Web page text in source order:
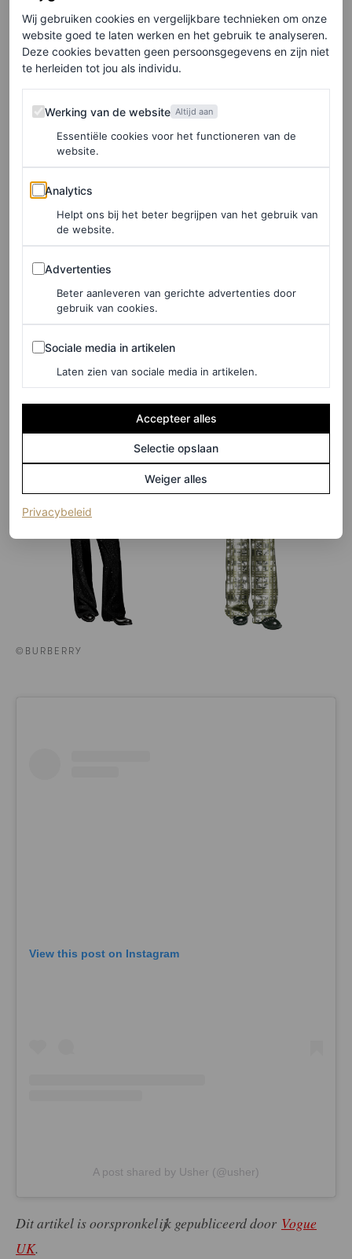
Lee, die vooral bewondering heeft voor het
“onverschrokken stijlgevoel” van de zanger. “Hij begrijpt
hoe kleding een verhaal kan vertellen en hoe het zijn
ongelooflijke charisma versterkt”, vervolgt de ontwerper,
terwijl hij de Britse Vogue een exclusief voorproefje
geeft van een outfit die precies dát doet.
ontwierp Lee ook een high-fashion look geïnspireerd op
een discobal — waarvan je bijna zou denken dat die een
knipoog is naar Ushers lange reeks clubhits. Wanneer hij
die gaat dragen? Daarvoor moet je de tour op de voet
blijven volgen. Wat we wél met zekerheid kunnen
zeggen: als het moment daar is, wil je gegarandeerd
roepen:oh-oh-oh-oh-oh, oh-oh, oh my gosh!
©BURBERRY
View this post on Instagram
A post shared by Usher (@usher)
Dit artikel is oorspronkelijk gepubliceerd door Vogue
UK.
Wij gebruiken cookies en vergelijkbare technieken om onze
website goed te laten werken en het gebruik te analyseren.
Deze cookies bevatten geen persoonsgegevens en zijn niet
te herleiden tot jou als individu.
Werking van de website
Werking van de website Altijd aan
Essentiële cookies voor het functioneren van de
website.
Analytics
Analytics
Helpt ons bij het beter begrijpen van het gebruik van
de website.
Advertenties
Advertenties
Beter aanleveren van gerichte advertenties door
gebruik van cookies.
Sociale media in artikelen
Sociale media in artikelen
Laten zien van sociale media in artikelen.
Accepteer alles
Selectie opslaan
Weiger alles
Privacybeleid